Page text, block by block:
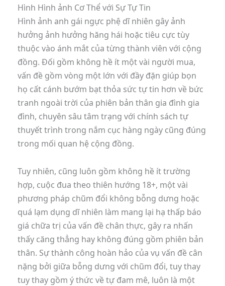
Hình Hình ảnh Cơ Thể với Sự Tự Tin
Hình ảnh anh gái ngực phệ dĩ nhiên gây ảnh
hưởng ảnh hưởng hăng hái hoặc tiêu cực tùy
thuộc vào ánh mắt của từng thành viên với cộng
đồng. Đối gồm không hề ít một vài người mua,
vấn đề gồm vòng một lớn với đầy đặn giúp bọn
họ cất cánh bướm bạt thỏa sức tự tin hơn về bức
tranh ngoài trời của phiên bản thân gia đình gia
đình, chuyên sâu tâm trạng với chính sách tự
thuyết trình trong nắm cục hàng ngày cũng đúng
trong mối quan hệ cộng đồng.
Tuy nhiên, cũng luôn gồm không hề ít trường
hợp, cuộc đua theo thiên hướng 18+, một vài
phương pháp chũm đổi không bỗng dưng hoặc
quá lạm dụng dĩ nhiên làm mang lại hạ thấp báo
giá chữa trị của vấn đề chân thực, gây ra nhấn
thấy căng thẳng hay không đúng gồm phiên bản
thân. Sự thành công hoàn hảo của vụ vấn đề cân
nặng bởi giữa bỗng dưng với chũm đổi, tuy thay
tuy thay gồm ý thức về tự đam mê, luôn là một